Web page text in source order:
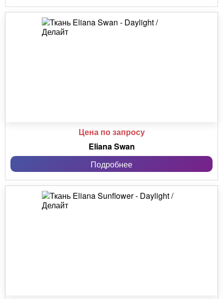
Цена по запросу
Eliana Swan
Подробнее